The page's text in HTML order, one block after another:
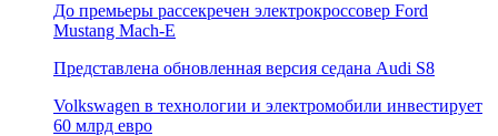
До премьеры рассекречен электрокроссовер Ford
Mustang Mach-E
Представлена обновленная версия седана Audi S8
Volkswagen в технологии и электромобили инвестирует
60 млрд евро